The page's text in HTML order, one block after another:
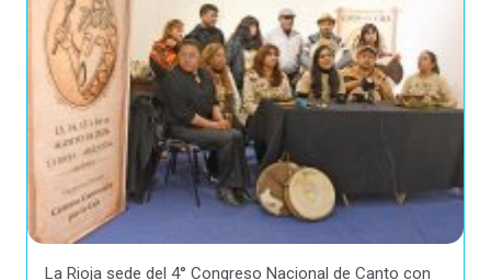
La Rioja sede del 4° Congreso Nacional de Canto con